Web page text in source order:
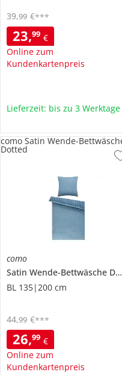
23,99 €
Online zum
Kundenkartenpreis
39,99 €***
Lieferzeit: bis zu 3 Werktage
como
Satin Wende-Bettwäsche Dotted
BL 135|200 cm
26,99 €
Online zum
Kundenkartenpreis
44,99 €***
como Satin Wende-
Dotted